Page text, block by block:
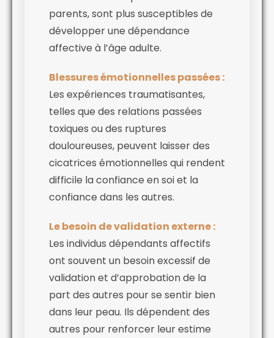
parents, sont plus susceptibles de
développer une dépendance
affective à l’âge adulte.
Blessures émotionnelles passées :
Les expériences traumatisantes,
telles que des relations passées
toxiques ou des ruptures
douloureuses, peuvent laisser des
cicatrices émotionnelles qui rendent
difficile la confiance en soi et la
confiance dans les autres.
Le besoin de validation externe :
Les individus dépendants affectifs
ont souvent un besoin excessif de
validation et d’approbation de la
part des autres pour se sentir bien
dans leur peau. Ils dépendent des
autres pour renforcer leur estime